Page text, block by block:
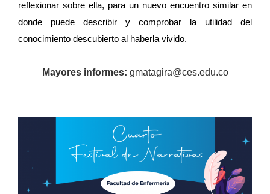
reflexionar sobre ella, para un nuevo encuentro similar en
donde puede describir y comprobar la utilidad del
conocimiento descubierto al haberla vivido.
Mayores informes: gmatagira@ces.edu.co